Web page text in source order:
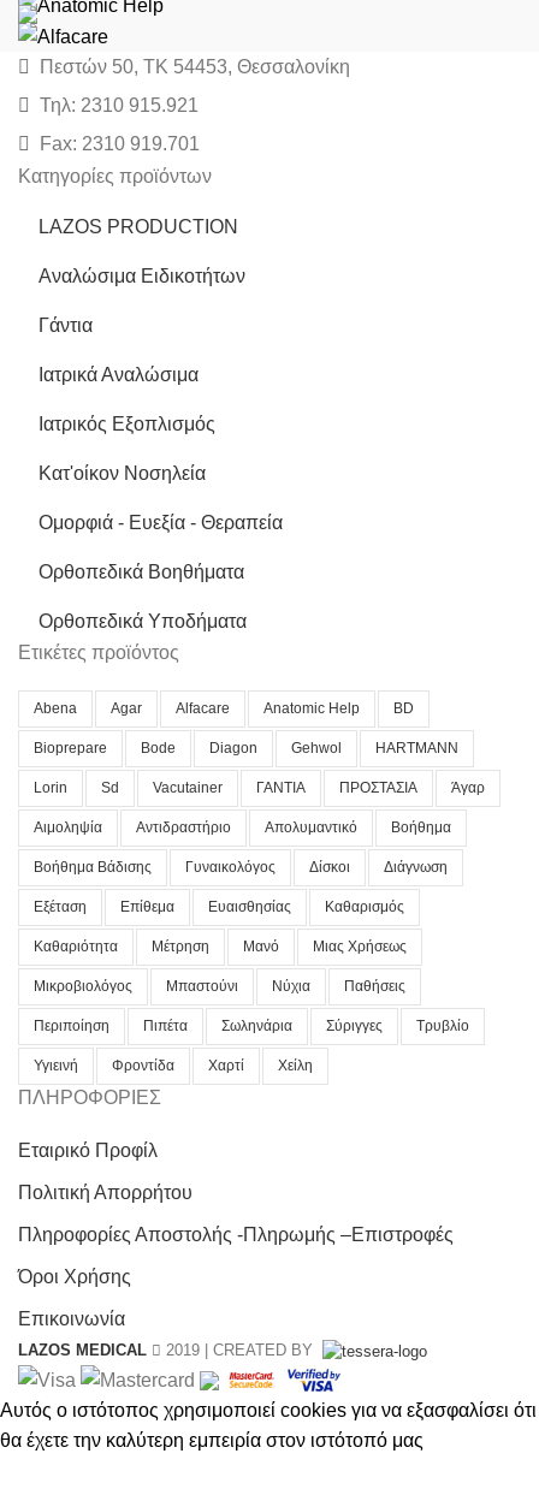
Πεστών 50, ΤΚ 54453, Θεσσαλονίκη
Τηλ: 2310 915.921
Fax: 2310 919.701
Κατηγορίες προϊόντων
LAZOS PRODUCTION
Αναλώσιμα Ειδικοτήτων
Γάντια
Ιατρικά Αναλώσιμα
Ιατρικός Εξοπλισμός
Κατ'οίκον Νοσηλεία
Ομορφιά - Ευεξία - Θεραπεία
Ορθοπεδικά Βοηθήματα
Ορθοπεδικά Υποδήματα
Ετικέτες προϊόντος
Abena Agar Alfacare Anatomic Help BD
Bioprepare Bode Diagon Gehwol HARTMANN
Lorin Sd Vacutainer ΓΑΝΤΙΑ ΠΡΟΣΤΑΣΙΑ Άγαρ
Αιμοληψία Αντιδραστήριο Απολυμαντικό Βοήθημα
Βοήθημα Βάδισης Γυναικολόγος Δίσκοι Διάγνωση
Εξέταση Επίθεμα Ευαισθησίας Καθαρισμός
Καθαριότητα Μέτρηση Μανό Μιας Χρήσεως
Μικροβιολόγος Μπαστούνι Νύχια Παθήσεις
Περιποίηση Πιπέτα Σωληνάρια Σύριγγες Τρυβλίο
Υγιεινή Φροντίδα Χαρτί Χείλη
ΠΛΗΡΟΦΟΡΙΕΣ
Εταιρικό Προφίλ
Πολιτική Απορρήτου
Πληροφορίες Αποστολής -Πληρωμής –Επιστροφές
Όροι Χρήσης
Επικοινωνία
LAZOS MEDICAL 2019 | CREATED BY
Αυτός ο ιστότοπος χρησιμοποιεί cookies για να εξασφαλίσει ότι
θα έχετε την καλύτερη εμπειρία στον ιστότοπό μας